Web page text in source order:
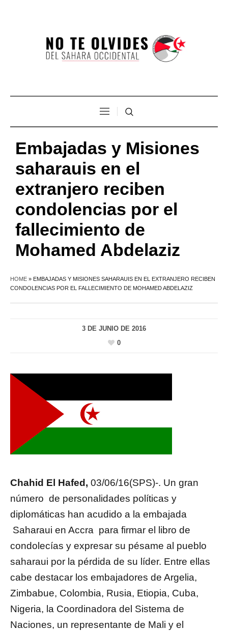
Embajadas y Misiones
saharauis en el
extranjero reciben
condolencias por el
fallecimiento de
Mohamed Abdelaziz
HOME » EMBAJADAS Y MISIONES SAHARAUIS EN EL EXTRANJERO RECIBEN
CONDOLENCIAS POR EL FALLECIMIENTO DE MOHAMED ABDELAZIZ
3 DE JUNIO DE 2016
0
Chahid El Hafed, 03/06/16(SPS)-. Un gran
número de personalidades políticas y
diplomáticas han acudido a la embajada
Saharaui en Accra para firmar el libro de
condolecías y expresar su pésame al pueblo
saharaui por la pérdida de su líder. Entre ellas
cabe destacar los embajadores de Argelia,
Zimbabue, Colombia, Rusia, Etiopia, Cuba,
Nigeria, la Coordinadora del Sistema de
Naciones, un representante de Mali y el